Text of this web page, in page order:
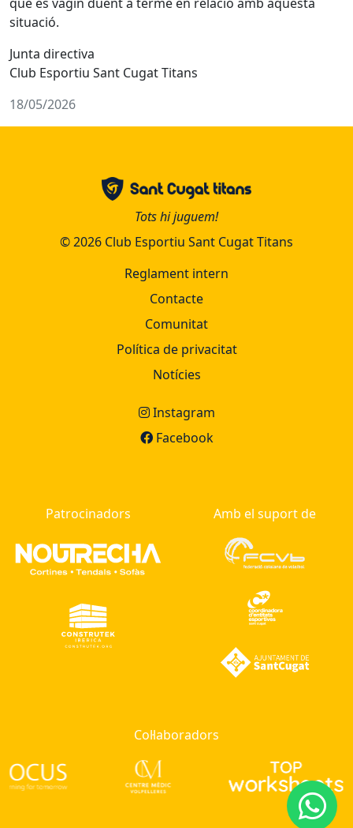
situació.
Junta directiva
Club Esportiu Sant Cugat Titans
18/05/2026
Tots hi juguem!
© 2026 Club Esportiu Sant Cugat Titans
Reglament intern
Contacte
Comunitat
Política de privacitat
Notícies
Instagram
Facebook
Patrocinadors Amb el suport de
Col·laboradors